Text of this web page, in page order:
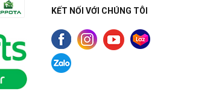
KẾT NỐI VỚI CHÚNG TÔI